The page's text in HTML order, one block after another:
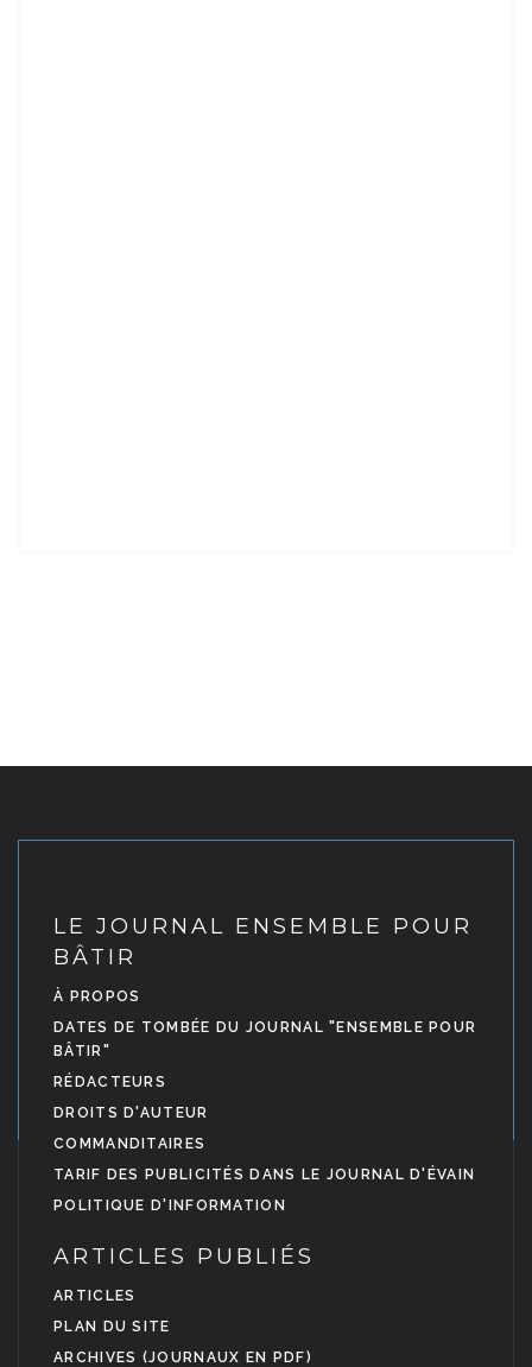
LE JOURNAL ENSEMBLE POUR
BÂTIR
À PROPOS
DATES DE TOMBÉE DU JOURNAL "ENSEMBLE POUR
BÂTIR"
RÉDACTEURS
DROITS D'AUTEUR
COMMANDITAIRES
TARIF DES PUBLICITÉS DANS LE JOURNAL D'ÉVAIN
POLITIQUE D'INFORMATION
ARTICLES PUBLIÉS
ARTICLES
PLAN DU SITE
ARCHIVES (JOURNAUX EN PDF)